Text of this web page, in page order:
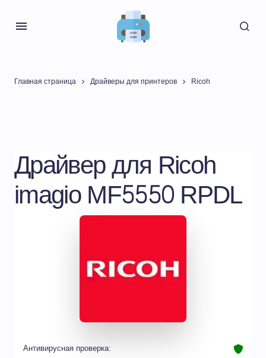
Главная страница Драйверы для принтеров Ricoh
Драйвер для Ricoh
imagio MF5550 RPDL
Антивирусная проверка: